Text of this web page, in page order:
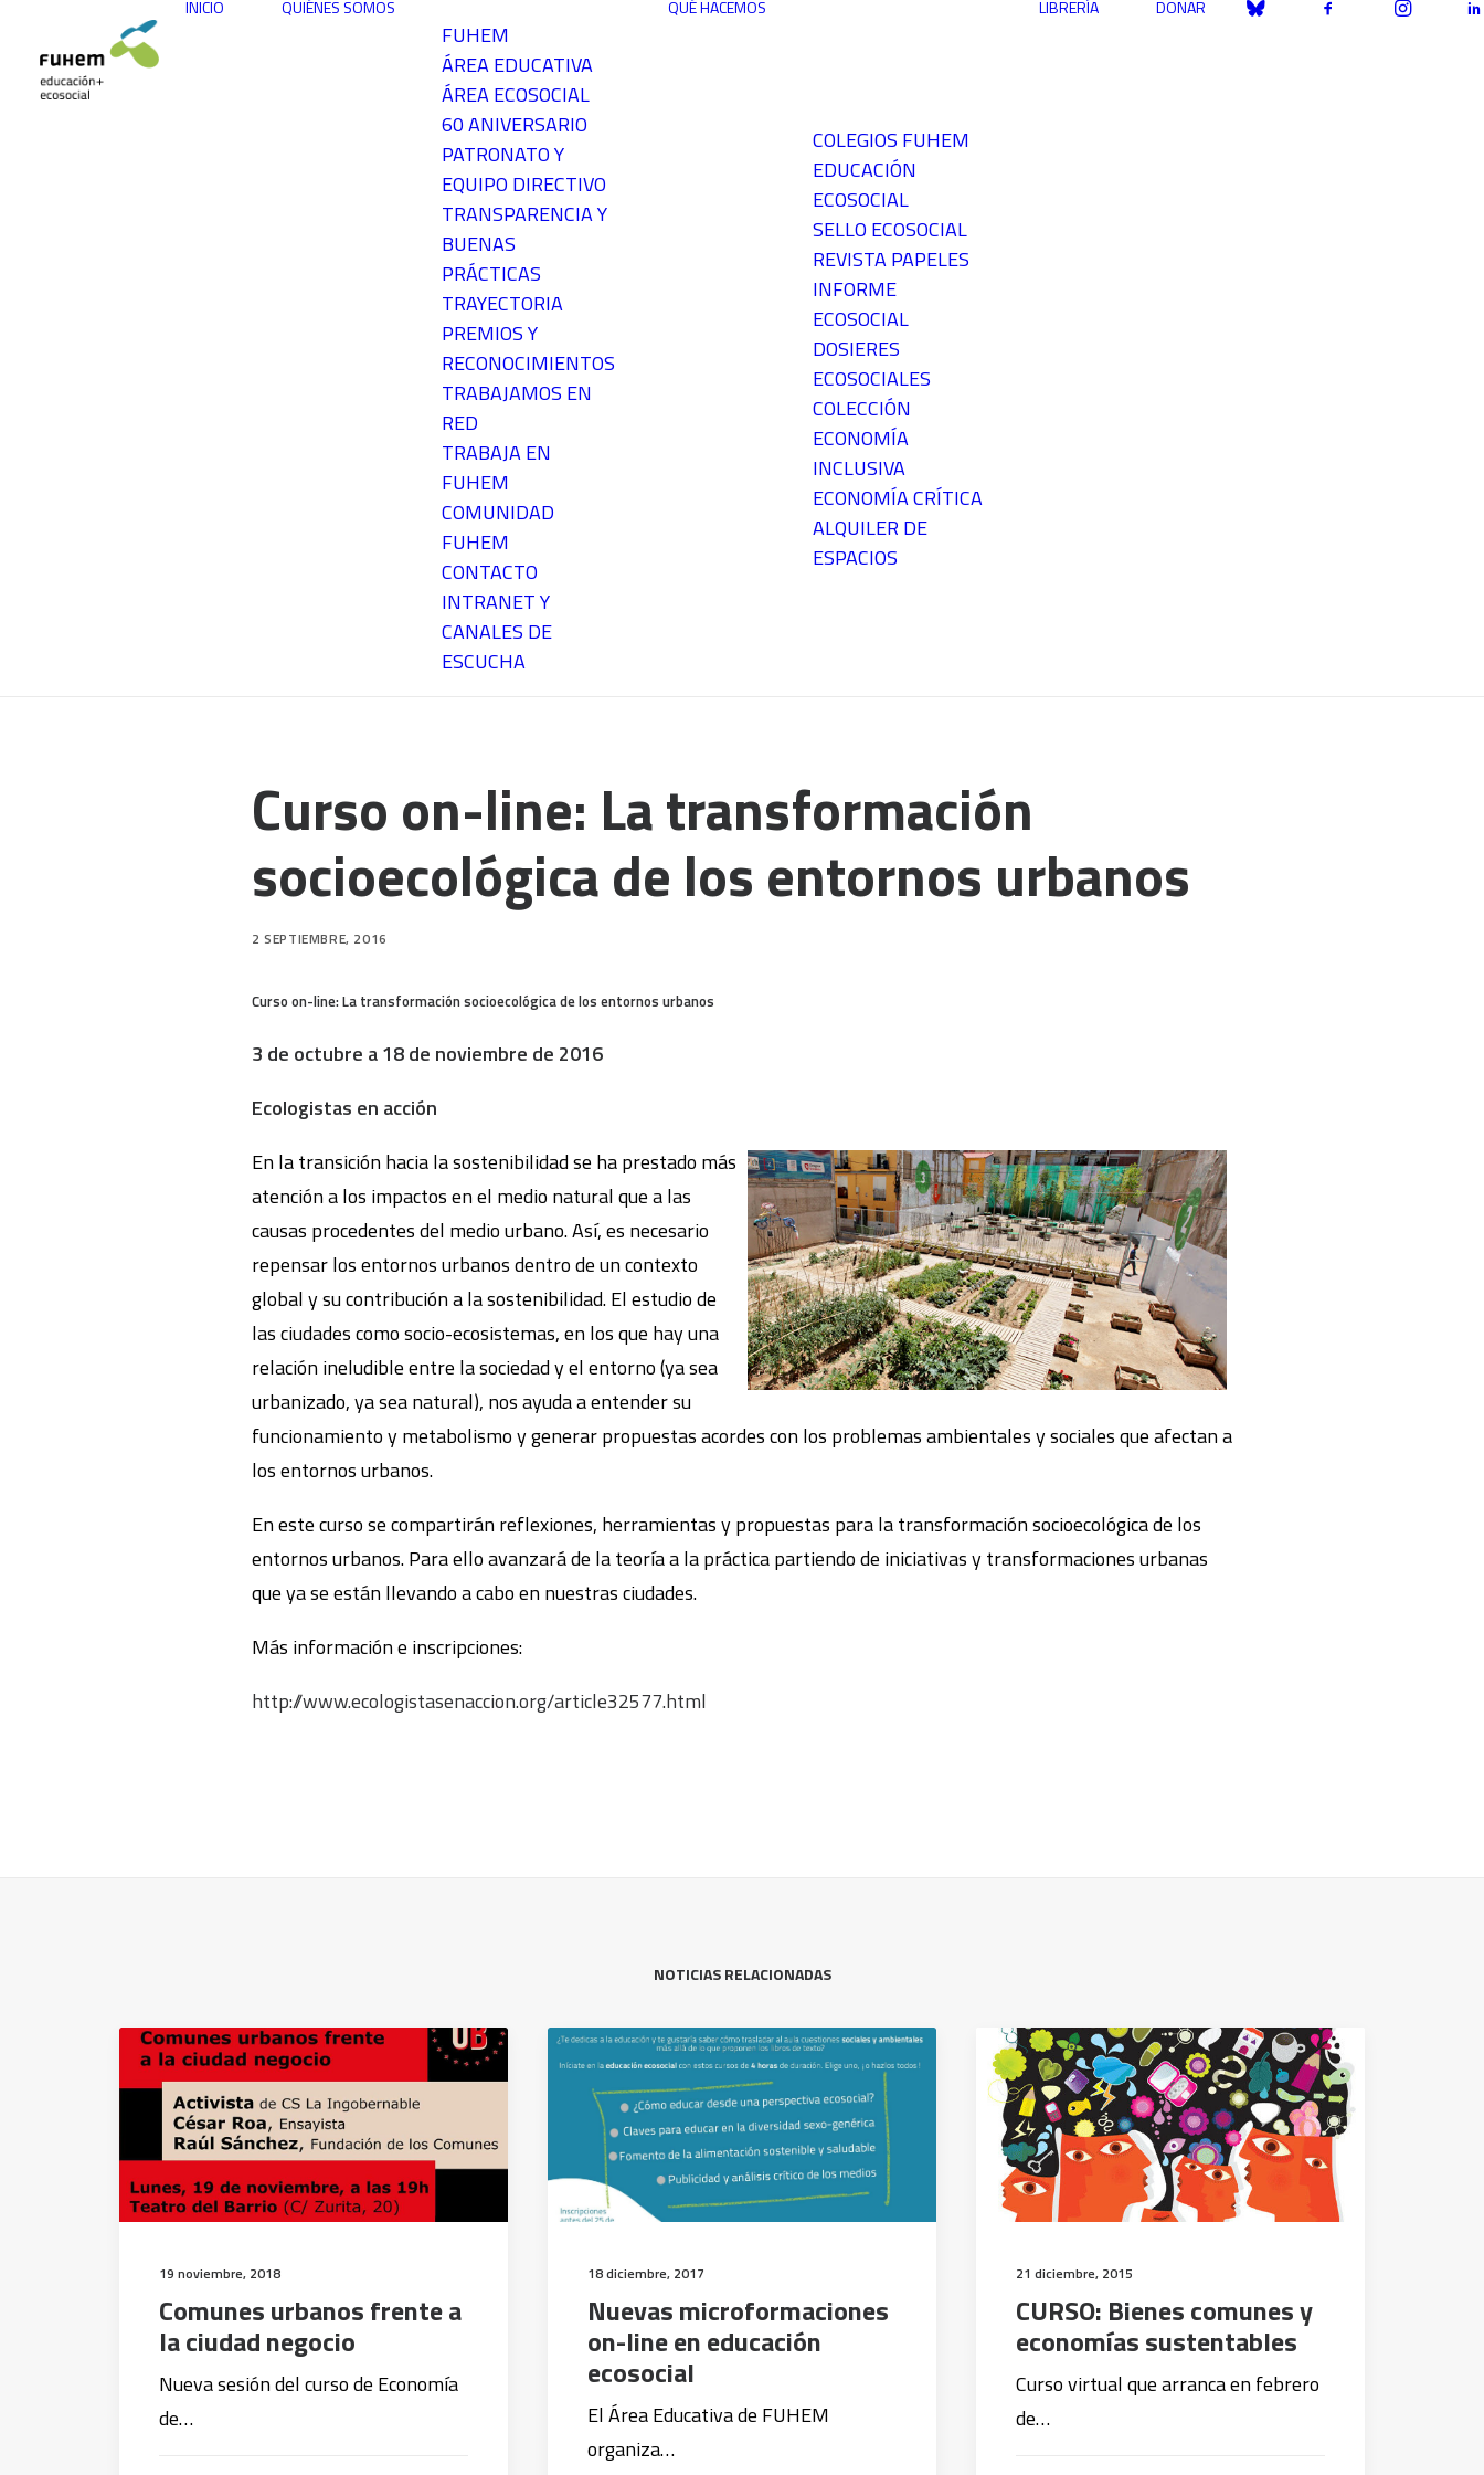
INICIO QUIÉNES SOMOS
FUHEM
ÁREA EDUCATIVA
ÁREA ECOSOCIAL
60 ANIVERSARIO
PATRONATO Y
EQUIPO DIRECTIVO
TRANSPARENCIA Y
BUENAS
PRÁCTICAS
TRAYECTORIA
PREMIOS Y
RECONOCIMIENTOS
TRABAJAMOS EN
RED
TRABAJA EN
FUHEM
COMUNIDAD
FUHEM
CONTACTO
INTRANET Y
CANALES DE
ESCUCHA
QUÉ HACEMOS
COLEGIOS FUHEM
EDUCACIÓN
ECOSOCIAL
SELLO ECOSOCIAL
REVISTA PAPELES
INFORME
ECOSOCIAL
DOSIERES
ECOSOCIALES
COLECCIÓN
ECONOMÍA
INCLUSIVA
ECONOMÍA CRÍTICA
ALQUILER DE
ESPACIOS
LIBRERÍA DONAR
Curso on-line: La transformación
socioecológica de los entornos urbanos
2 SEPTIEMBRE, 2016
Curso on-line: La transformación socioecológica de los entornos urbanos
3 de octubre a 18 de noviembre de 2016
Ecologistas en acción
En la transición hacia la sostenibilidad se ha prestado más
atención a los impactos en el medio natural que a las
causas procedentes del medio urbano. Así, es necesario
repensar los entornos urbanos dentro de un contexto
global y su contribución a la sostenibilidad. El estudio de
las ciudades como socio-ecosistemas, en los que hay una
relación ineludible entre la sociedad y el entorno (ya sea
urbanizado, ya sea natural), nos ayuda a entender su
funcionamiento y metabolismo y generar propuestas acordes con los problemas ambientales y sociales que afectan a
los entornos urbanos.
En este curso se compartirán reflexiones, herramientas y propuestas para la transformación socioecológica de los
entornos urbanos. Para ello avanzará de la teoría a la práctica partiendo de iniciativas y transformaciones urbanas
que ya se están llevando a cabo en nuestras ciudades.
Más información e inscripciones:
http://www.ecologistasenaccion.org/article32577.html
NOTICIAS RELACIONADAS
19 noviembre, 2018
Comunes urbanos frente a
la ciudad negocio
Nueva sesión del curso de Economía
de…
18 diciembre, 2017
Nuevas microformaciones
on-line en educación
ecosocial
El Área Educativa de FUHEM
organiza…
21 diciembre, 2015
CURSO: Bienes comunes y
economías sustentables
Curso virtual que arranca en febrero
de…